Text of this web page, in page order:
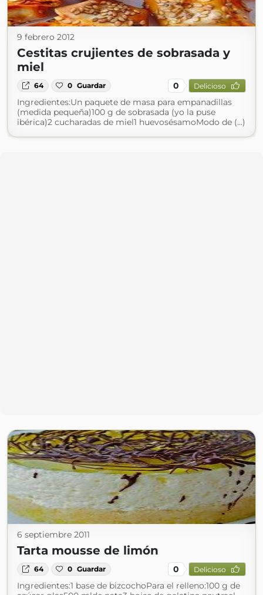
9 febrero 2012
Cestitas crujientes de sobrasada y
miel
64 0 Guardar 0 Delicioso
Ingredientes:Un paquete de masa para empanadillas
(medida pequeña)100 g de sobrasada (yo la puse
ibérica)2 cucharadas de miel1 huevosésamoModo de (...)
6 septiembre 2011
Tarta mousse de limón
64 0 Guardar 0 Delicioso
Ingredientes:1 base de bizcochoPara el relleno:100 g de